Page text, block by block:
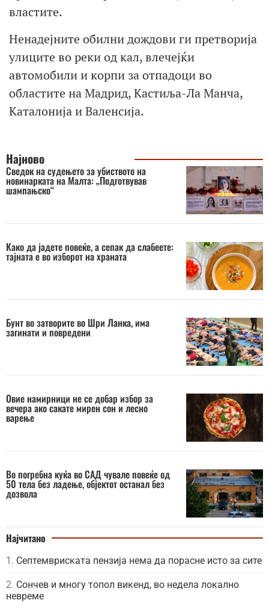
властите.
Ненадејните обилни дождови ги претворија
улиците во реки од кал, влечејќи
автомобили и корпи за отпадоци во
областите на Мадрид, Кастиља-Ла Манча,
Каталонија и Валенсија.
Најново
Сведок на судењето за убиството на
новинарката на Малта: „Подготвував
шампањско“
Како да јадете повеќе, а сепак да слабеете:
тајната е во изборот на храната
Бунт во затворите во Шри Ланка, има
загинати и повредени
Овие намирници не се добар избор за
вечера ако сакате мирен сон и лесно
варење
Во погребна куќа во САД чувале повеќе од
50 тела без ладење, објектот останал без
дозвола
Најчитано
Септемвриската пензија нема да порасне исто за сите
Сончев и многу топол викенд, во недела локално
невреме